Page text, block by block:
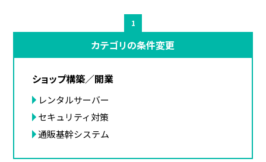
1
カテゴリの条件変更
ショップ構築／開業
レンタルサーバー
セキュリティ対策
通販基幹システム